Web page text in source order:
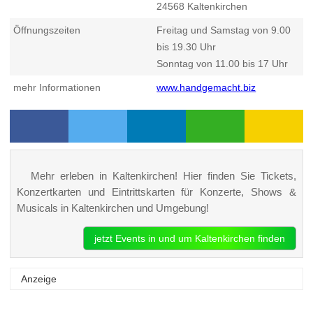
24568 Kaltenkirchen
Öffnungszeiten
Freitag und Samstag von 9.00
bis 19.30 Uhr
Sonntag von 11.00 bis 17 Uhr
mehr Informationen www.handgemacht.biz
Mehr erleben in Kaltenkirchen! Hier finden Sie Tickets,
Konzertkarten und Eintrittskarten für Konzerte, Shows &
Musicals in Kaltenkirchen und Umgebung!
jetzt Events in und um Kaltenkirchen finden
Anzeige